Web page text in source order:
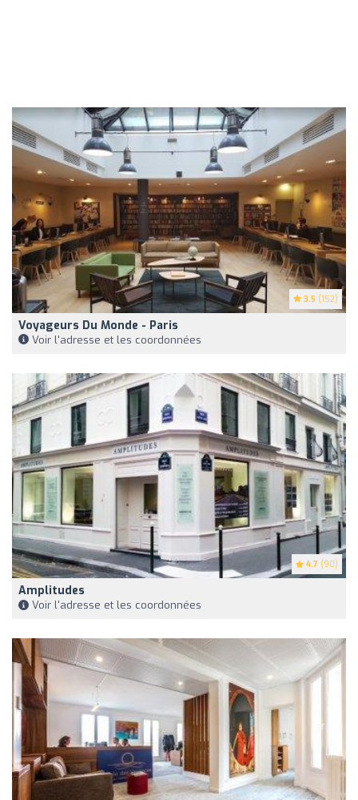
3.5 (152)
Voyageurs Du Monde - Paris
Voir l'adresse et les coordonnées
4.7 (90)
Amplitudes
Voir l'adresse et les coordonnées